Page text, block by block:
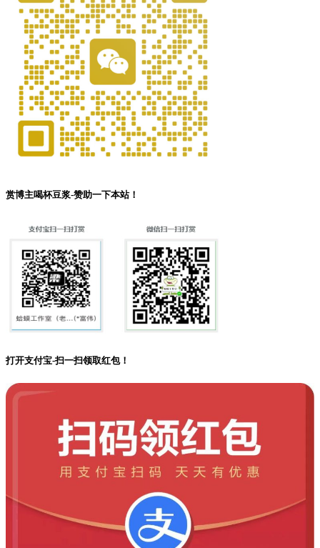
赏博主喝杯豆浆-赞助一下本站！
打开支付宝-扫一扫领取红包！